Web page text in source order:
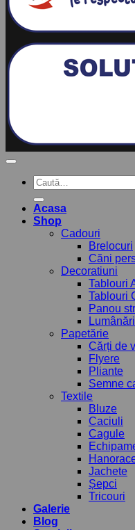
Caută
după:
Acasa
Shop
Cadouri
Brelocuri
Căni
Decoratiuni
Tablouri
Tablouri
Panou
Papetărie
Cărți de
Flyere
Pliante
Semne
Textile
Bluze
Caciuli
Cagule
Jachete
Șepci
Tricouri
Galerie
Blog